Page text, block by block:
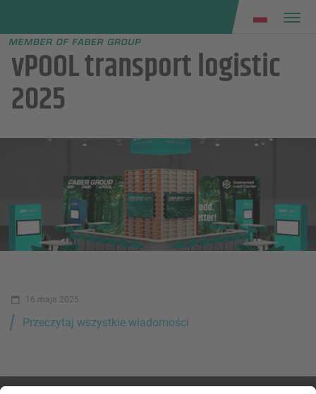
menu
vPOOL transport logistic
2025
16 maja 2025
Przeczytaj wszystkie wiadomości